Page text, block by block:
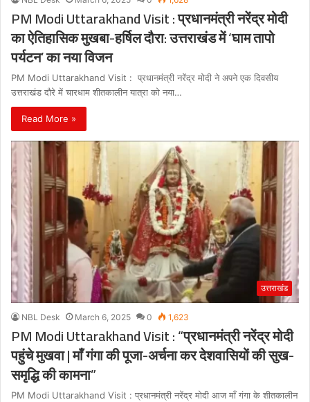
PM Modi Uttarakhand Visit : प्रधानमंत्री नरेंद्र मोदी
का ऐतिहासिक मुखबा-हर्षिल दौरा: उत्तराखंड में ‘घाम तापो
पर्यटन’ का नया विजन
PM Modi Uttarakhand Visit : प्रधानमंत्री नरेंद्र मोदी ने अपने एक दिवसीय
उत्तराखंड दौरे में चारधाम शीतकालीन यात्रा को नया…
Read More »
उत्तराखंड
NBL Desk March 6, 2025 0 1,623
PM Modi Uttarakhand Visit : “प्रधानमंत्री नरेंद्र मोदी
पहुंचे मुखवा | माँ गंगा की पूजा-अर्चना कर देशवासियों की सुख-
समृद्धि की कामना”
PM Modi Uttarakhand Visit : प्रधानमंत्री नरेंद्र मोदी आज माँ गंगा के शीतकालीन